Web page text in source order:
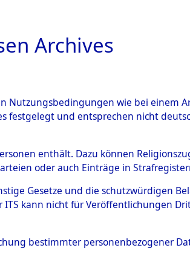
- Wietze→0002
Archives
Nutzungsbedingungen wie bei einem
festgelegt und entsprechen nicht
enthält. Dazu können
oder auch Einträge in
Gesetze und die schutzwürdigen
kann nicht für Veröffentlichungen
bestimmter personenbezogener